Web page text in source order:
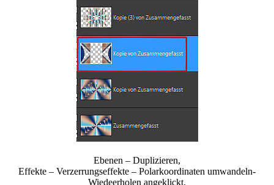
Ebenen – Duplizieren,
Effekte – Verzerrungseffekte – Polarkoordinaten umwandeln-
Wiedeerholen angeklickt,